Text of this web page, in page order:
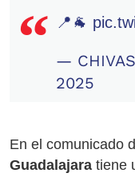
📍🐐
—
2025
En el comunicado
Guadalajara tiene